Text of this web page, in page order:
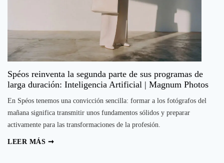
Spéos reinventa la segunda parte de sus programas de
larga duración: Inteligencia Artificial | Magnum Photos
En Spéos tenemos una convicción sencilla: formar a los fotógrafos del
mañana significa transmitir unos fundamentos sólidos y preparar
activamente para las transformaciones de la profesión.
LEER MÁS ➞Spéos